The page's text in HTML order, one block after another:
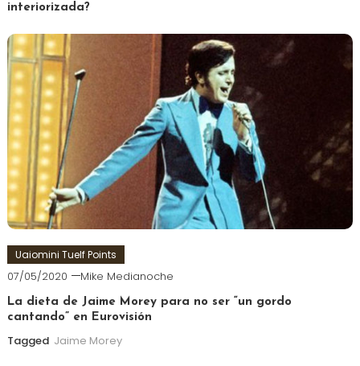
interiorizada?
Uaiomini Tuelf Points
07/05/2020 Mike Medianoche
La dieta de Jaime Morey para no ser “un gordo
cantando” en Eurovisión
Tagged Jaime Morey